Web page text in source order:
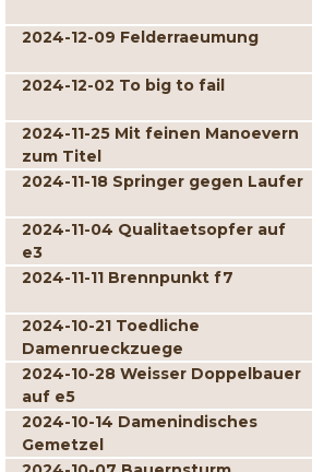
2024-12-09 Felderraeumung
2024-12-02 To big to fail
2024-11-25 Mit feinen Manoevern
zum Titel
2024-11-18 Springer gegen Laufer
2024-11-04 Qualitaetsopfer auf
e3
2024-11-11 Brennpunkt f7
2024-10-21 Toedliche
Damenrueckzuege
2024-10-28 Weisser Doppelbauer
auf e5
2024-10-14 Damenindisches
Gemetzel